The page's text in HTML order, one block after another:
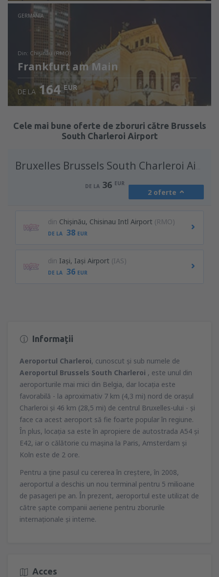
Verificați detaliile
GERMANIA
din: Chişinău (RMO)
Frankfurt am Main
Verificați detaliile
DE LA 164 EUR
Cele mai bune oferte de zboruri către Brussels
South Charleroi Airport
DE LA 36 EUR
2 oferte
din Chişinău, Chisinau Intl Airport (RMO)
DE LA 38 EUR
din Iași, Iași Airport (IAS)
DE LA 36 EUR
Informații
Aeroportul Charleroi, cunoscut şi sub numele de
Aeroportul Brussels South Charleroi , este unul din
aeroporturile mai mici din Belgia, dar locaţia este
favorabilă - la aproximativ 7 km (4,3 mi) nord de oraşul
Charleroi şi 46 km (28,5 mi) de centrul Bruxelles-ului - şi
face ca acest aeroport să fie foarte popular în regiune.
În plus, locaţia sa este în apropiere de autostrada A54 şi
E42, iar o călătorie cu maşina la Paris, Amsterdam şi
Koln este de 2 ore.
Pentru a ţine pasul cu cererea în creştere, în 2008,
aeroportul a deschis un nou terminal pentru 5 milioane
de pasageri pe an. În prezent, aeroportul este utilizat de
către şapte companii aeriene pentru zborurile
internaţionale şi interne.
Acces